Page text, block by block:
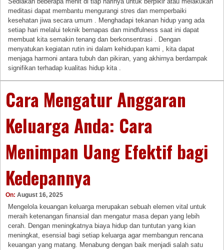
meditasi dapat membantu mengurangi stres dan memperbaiki
kesehatan jiwa secara umum . Menghadapi tekanan hidup yang ada
setiap hari melalui teknik bernapas dan mindfulness saat ini dapat
membuat kita semakin tenang dan berkonsentrasi . Dengan
menyatukan kegiatan rutin ini dalam kehidupan kami , kita dapat
menjaga harmoni antara tubuh dan pikiran, yang akhirnya berdampak
signifikan terhadap kualitas hidup kita .
Cara Mengatur Anggaran
Keluarga Anda: Cara
Menimpan Uang Efektif bagi
Kedepannya
On: August 16, 2025
Mengelola keuangan keluarga merupakan sebuah elemen vital untuk
meraih ketenangan finansial dan mengatur masa depan yang lebih
cerah. Dengan meningkatnya biaya hidup dan tuntutan yang kian
meningkat, esensial bagi setiap keluarga agar membangun rencana
keuangan yang matang. Menabung dengan baik menjadi salah satu